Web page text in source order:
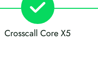
Crosscall Core X5